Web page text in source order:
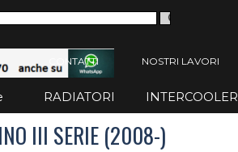
Salta menù
CONTATTI NOSTRI LAVORI
RADIATORI ▼
INTERCOOLER
III SERIE (2008-)